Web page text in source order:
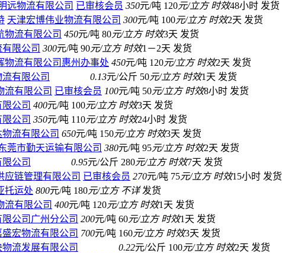
远物流有限公司 已审核会员 350元/吨 120元/立方 时效48小时 发货
天津宏博伟业物流有限公司 300元/吨 100元/立方 时效2天 发货
物流有限公司 450元/吨 80元/立方 时效3天 发货
限公司 300元/吨 90元/立方 时效1－2天 发货
物流有限公司惠州办事处 450元/吨 120元/立方 时效2天 发货
有限公司 0.13元/公斤 50元/立方 时效1天 发货
流有限公司 已审核会员 100元/吨 50元/立方 时效8小时 发货
公司 400元/吨 100元/立方 时效3天 发货
公司 350元/吨 110元/立方 时效24小时 发货
流有限公司 650元/吨 150元/立方 时效3天 发货
莞市勤天运输有限公司 380元/吨 95元/立方 时效2天 发货
公司 0.95元/公斤 280元/立方 时效7天 发货
应链管理有限公司 已审核会员 270元/吨 75元/立方 时效15小时 发货
托运处 800元/吨 180元/立方 不详 发货
流有限公司 400元/吨 120元/立方 时效1天 发货
公司广州分公司 200元/吨 60元/立方 时效1天 发货
宏物流有限公司 700元/吨 160元/立方 时效3天 发货
流发展有限公司 0.22元/公斤 100元/立方 时效2天 发货